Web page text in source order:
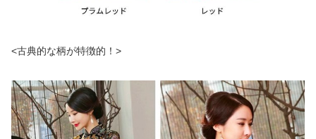
<古典的な柄が特徴的！>